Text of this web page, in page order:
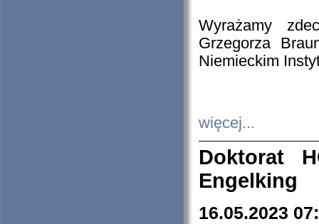
Wyrażamy
Grzegorza
Niemieckim
więcej...
Doktorat
Engelking
16.05.2023